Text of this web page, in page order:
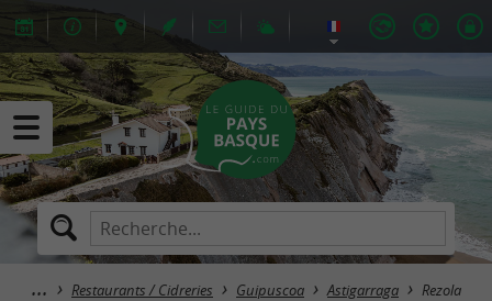
Restaurants / Cidreries Guipuscoa Astigarraga Rezola